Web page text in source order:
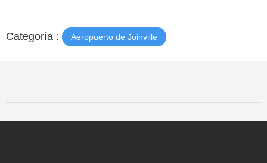
Categoría : Aeropuerto de Joinville